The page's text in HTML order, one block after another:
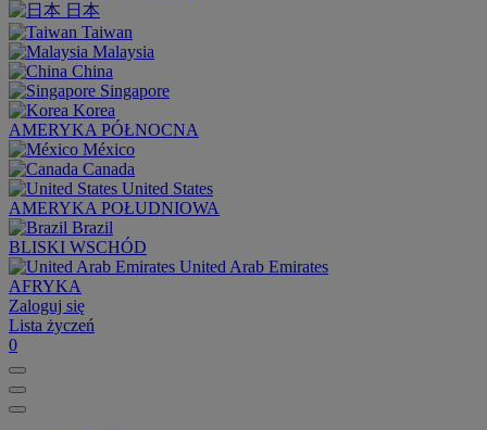
日本
Taiwan
Malaysia
China
Singapore
Korea
AMERYKA PÓŁNOCNA
México
Canada
United States
AMERYKA POŁUDNIOWA
Brazil
BLISKI WSCHÓD
United Arab Emirates
AFRYKA
Zaloguj się
Lista życzeń
0